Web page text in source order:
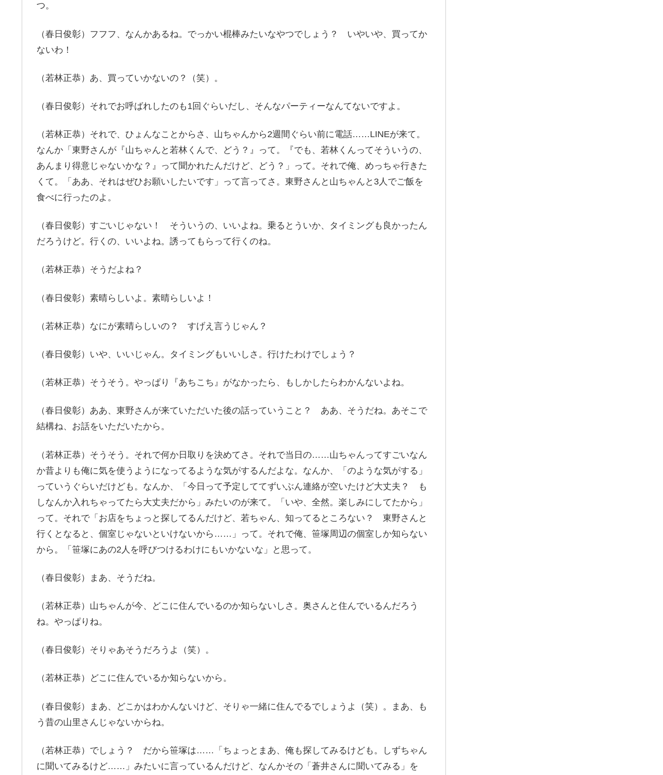
つ。
（春日俊彰）フフフ、なんかあるね。でっかい棍棒みたいなやつでしょう？ いやいや、買ってか
ないわ！
（若林正恭）あ、買っていかないの？（笑）。
（春日俊彰）それでお呼ばれしたのも1回ぐらいだし、そんなパーティーなんてないですよ。
（若林正恭）それで、ひょんなことからさ、山ちゃんから2週間ぐらい前に電話……LINEが来て。
なんか「東野さんが『山ちゃんと若林くんで、どう？』って。『でも、若林くんってそういうの、
あんまり得意じゃないかな？』って聞かれたんだけど、どう？」って。それで俺、めっちゃ行きた
くて。「ああ、それはぜひお願いしたいです」って言ってさ。東野さんと山ちゃんと3人でご飯を
食べに行ったのよ。
（春日俊彰）すごいじゃない！ そういうの、いいよね。乗るとういか、タイミングも良かったん
だろうけど。行くの、いいよね。誘ってもらって行くのね。
（若林正恭）そうだよね？
（春日俊彰）素晴らしいよ。素晴らしいよ！
（若林正恭）なにが素晴らしいの？ すげえ言うじゃん？
（春日俊彰）いや、いいじゃん。タイミングもいいしさ。行けたわけでしょう？
（若林正恭）そうそう。やっぱり『あちこち』がなかったら、もしかしたらわかんないよね。
（春日俊彰）ああ、東野さんが来ていただいた後の話っていうこと？ ああ、そうだね。あそこで
結構ね、お話をいただいたから。
（若林正恭）そうそう。それで何か日取りを決めてさ。それで当日の……山ちゃんってすごいなん
か昔よりも俺に気を使うようになってるような気がするんだよな。なんか、「のような気がする」
っていうぐらいだけども。なんか、「今日って予定しててずいぶん連絡が空いたけど大丈夫？ も
しなんか入れちゃってたら大丈夫だから」みたいのが来て。「いや、全然。楽しみにしてたから」
って。それで「お店をちょっと探してるんだけど、若ちゃん、知ってるところない？ 東野さんと
行くとなると、個室じゃないといけないから……」って。それで俺、笹塚周辺の個室しか知らない
から。「笹塚にあの2人を呼びつけるわけにもいかないな」と思って。
（春日俊彰）まあ、そうだね。
（若林正恭）山ちゃんが今、どこに住んでいるのか知らないしさ。奥さんと住んでいるんだろう
ね。やっぱりね。
（春日俊彰）そりゃあそうだろうよ（笑）。
（若林正恭）どこに住んでいるか知らないから。
（春日俊彰）まあ、どこかはわかんないけど、そりゃ一緒に住んでるでしょうよ（笑）。まあ、も
う昔の山里さんじゃないからね。
（若林正恭）でしょう？ だから笹塚は……「ちょっとまあ、俺も探してみるけども。しずちゃん
に聞いてみるけど……」みたいに言っているんだけど、なんかその「蒼井さんに聞いてみる」を